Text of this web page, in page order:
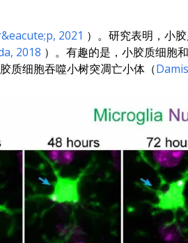
, 2021 ）。研究表明，小
, 2018 ）。有趣的是，小胶质细胞
质细胞吞噬小树突凋亡小体（